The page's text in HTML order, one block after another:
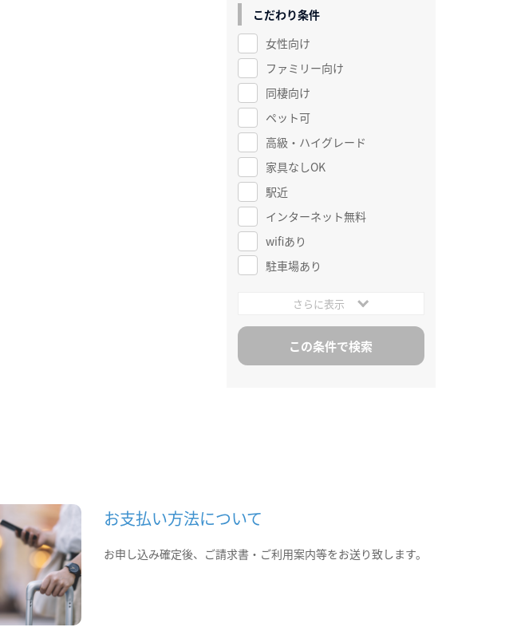
こだわり条件
女性向け
ファミリー向け
同棲向け
ペット可
高級・ハイグレード
家具なしOK
駅近
インターネット無料
wifiあり
駐車場あり
さらに表示
お支払い方法について
お申し込み確定後、ご請求書・ご利用案内等をお送り致します。